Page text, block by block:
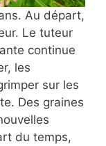
Au départ,
Le tuteur
continue
les
sur les
Des graines
du temps,